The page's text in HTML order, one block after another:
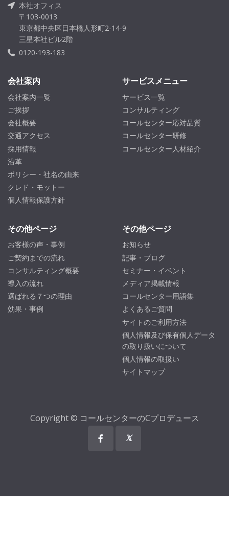
本社オフィス
〒103-0013
東京都中央区日本橋人形町2-14-9
三星本社ビル2階
0120-193-183
会社案内
会社案内一覧
ご挨拶
会社概要
交通アクセス
採用情報
沿革
ポリシー・社名の由来
クレド・モットー
個人情報保護方針
サービスメニュー
サービス一覧
コンサルティング
コールセンター応対品質
コールセンター研修
コールセンター人材紹介
その他ページ
お客様の声・事例
ご契約までの流れ
コンサルティング概要
導入の流れ
選ばれる７つの理由
効果・事例
その他ページ
お知らせ
記事・ブログ
セミナー・イベント
メディア掲載情報
コールセンター用語集
よくあるご質問
サイトのご利用方法
個人情報及び保有個人データ
の取り扱いについて
個人情報の取扱い
サイトマップ
Copyright © コールセンターのCプロデュース